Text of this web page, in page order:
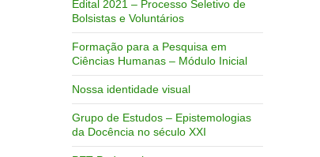
Edital 2021 – Processo Seletivo de
Bolsistas e Voluntários
Formação para a Pesquisa em
Ciências Humanas – Módulo Inicial
Nossa identidade visual
Grupo de Estudos – Epistemologias
da Docência no século XXI